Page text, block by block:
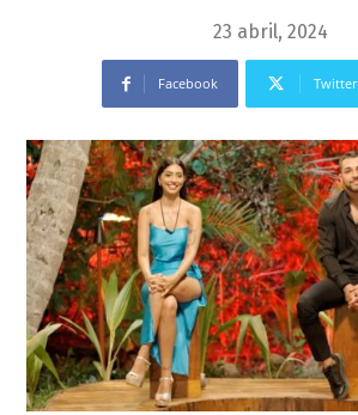
23 abril, 2024
Facebook Twitter